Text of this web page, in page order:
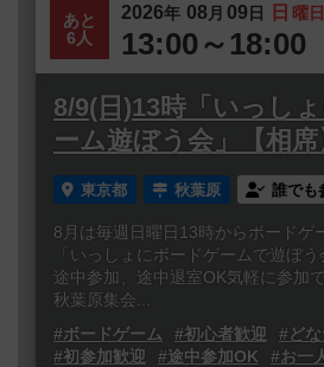
あと
6人
2026年 08 月 09日 日 曜日
13:00～18:00
8/9(日)13時「いっし
ーム遊ぼう会」【相席
東京都 秋葉原 誰でも
8月は毎週日曜日13時からボードゲ
「いっしょにボードゲームで遊ぼ
途中参加、途中退室OK気軽に参加
秋葉原集会...
#ボードゲーム
#初心者歓迎
#ど
#初参加歓迎
#途中参加OK
#お一